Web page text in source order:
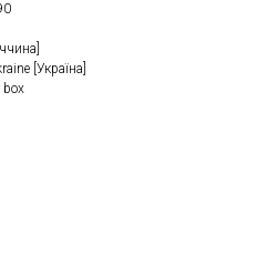
[Україна]
box